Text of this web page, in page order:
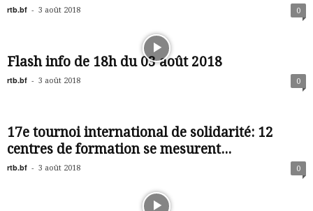
rtb.bf - 3 août 2018 0
Flash info de 18h du 03 août 2018
rtb.bf - 3 août 2018 0
17e tournoi international de solidarité: 12
centres de formation se mesurent...
rtb.bf - 3 août 2018 0